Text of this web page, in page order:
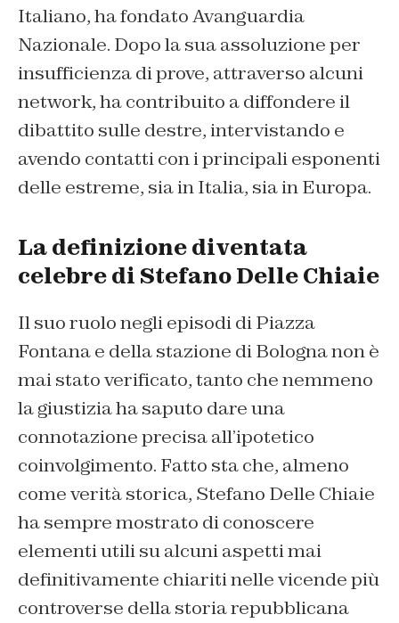
Italiano, ha fondato Avanguardia
Nazionale. Dopo la sua assoluzione per
insufficienza di prove, attraverso alcuni
network, ha contribuito a diffondere il
dibattito sulle destre, intervistando e
avendo contatti con i principali esponenti
delle estreme, sia in Italia, sia in Europa.
La definizione diventata
celebre di Stefano Delle Chiaie
Il suo ruolo negli episodi di Piazza
Fontana e della stazione di Bologna non è
mai stato verificato, tanto che nemmeno
la giustizia ha saputo dare una
connotazione precisa all’ipotetico
coinvolgimento. Fatto sta che, almeno
come verità storica, Stefano Delle Chiaie
ha sempre mostrato di conoscere
elementi utili su alcuni aspetti mai
definitivamente chiariti nelle vicende più
controverse della storia repubblicana